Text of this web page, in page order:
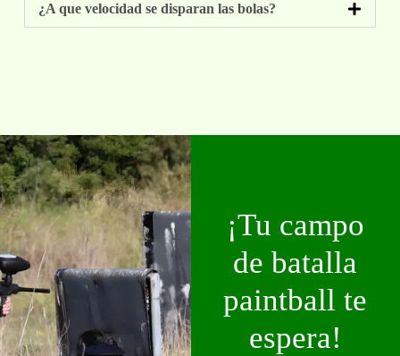
¿A que velocidad se disparan las bolas?
¡Tu campo
de batalla
paintball te
espera!